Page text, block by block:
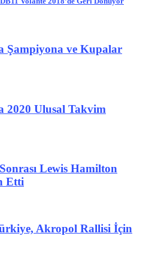
Şampiyona ve Kupalar
2020 Ulusal Takvim
Lewis Hamilton
Etti
Akropol Rallisi İçin